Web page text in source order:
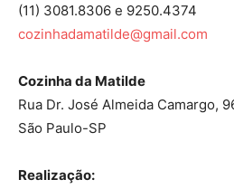
(11) 3081.8306 e 9250.4374
cozinhadamatilde@gmail.com
Cozinha da Matilde
Rua Dr. José Almeida Camargo,
São Paulo-SP
Realização: